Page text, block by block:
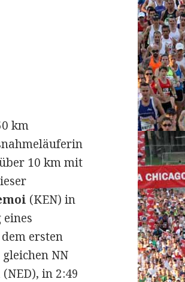
km
10 km mit
(KEN) in
ersten
NN
(NED), in 2:49